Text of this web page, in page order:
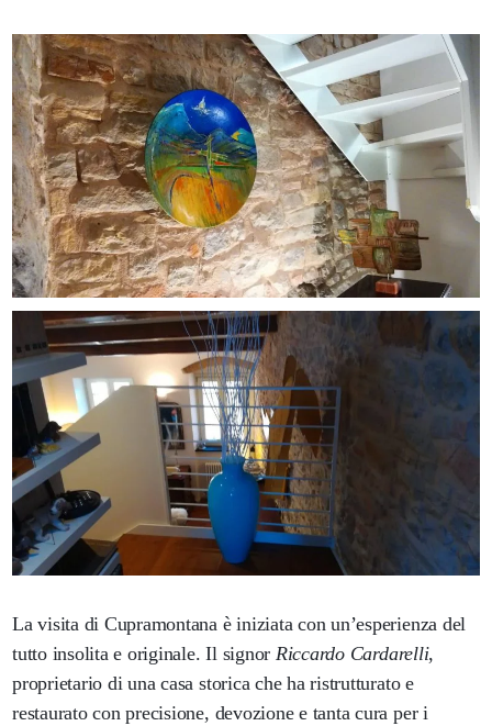
La visita di Cupramontana è iniziata con un’esperienza del
tutto insolita e originale. Il signor Riccardo Cardarelli,
proprietario di una casa storica che ha ristrutturato e
restaurato con precisione, devozione e tanta cura per i